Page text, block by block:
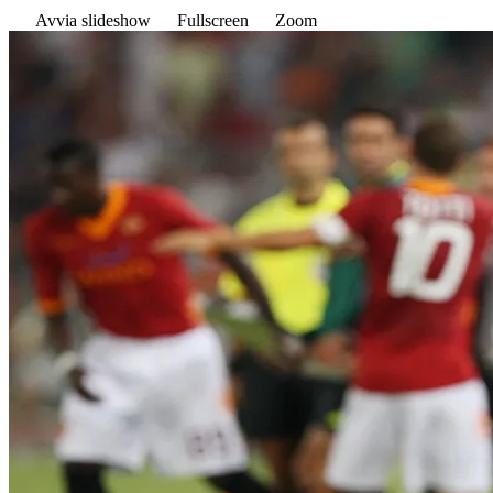
Avvia slideshow Fullscreen Zoom